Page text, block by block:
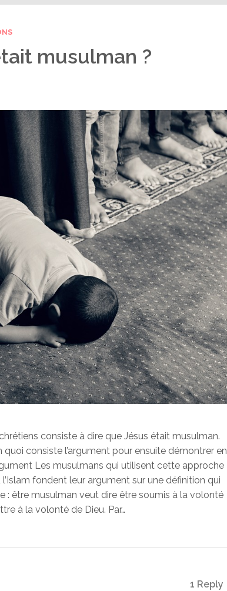
musulman ?
consiste à dire que Jésus était musulman.
quoi consiste l’argument pour ensuite démontrer en
Les musulmans qui utilisent cette approche
fondent leur argument sur une définition qui
: être musulman veut dire être soumis à la volonté
à la volonté de Dieu. Par…
1 Reply